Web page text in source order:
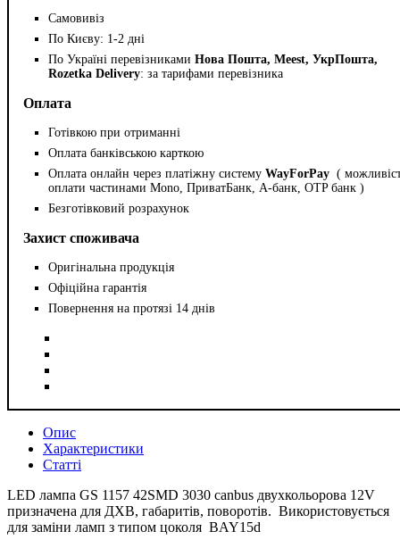
Самовивіз
По Києву: 1-2 дні
По Україні перевізниками Нова Пошта, Meest, УкрПошта,
Rozetka Delivery: за тарифами перевізника
Оплата
Готівкою при отриманні
Оплата банківською карткою
Оплата онлайн через платіжну систему WayForPay (
оплати частинами Mono, ПриватБанк, А-банк, OTP банк )
Безготівковий розрахунок
Захист споживача
Оригінальна продукція
Офіційна гарантія
Повернення на протязі 14 днів
Опис
Характеристики
Статті
LED лампа GS 1157 42SMD 3030 canbus двухкольорова 12V
призначена для ДХВ, габаритів, поворотів. Використовується
для заміни ламп з типом цоколя BAY15d